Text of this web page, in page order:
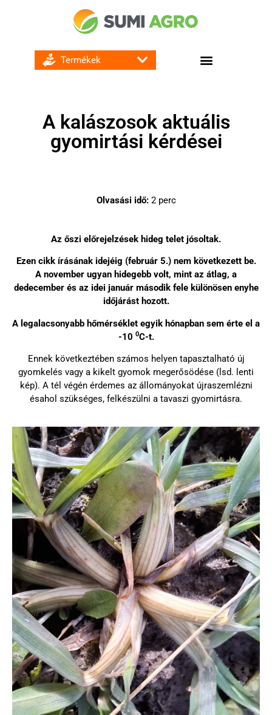
A kalászosok aktuális
gyomirtási kérdései
Olvasási idő: 2 perc
Az őszi előrejelzések hideg telet jósoltak.
Ezen cikk írásának idejéig (február 5.) nem következett be.
A november ugyan hidegebb volt, mint az átlag, a
dedecember és az idei január második fele különösen enyhe
időjárást hozott.
A legalacsonyabb hőmérséklet egyik hónapban sem érte el a
-10 0C-t.
Ennek következtében számos helyen tapasztalható új
gyomkelés vagy a kikelt gyomok megerősödése (lsd. lenti
kép). A tél végén érdemes az állományokat újraszemlézni
ésahol szükséges, felkészülni a tavaszi gyomirtásra.